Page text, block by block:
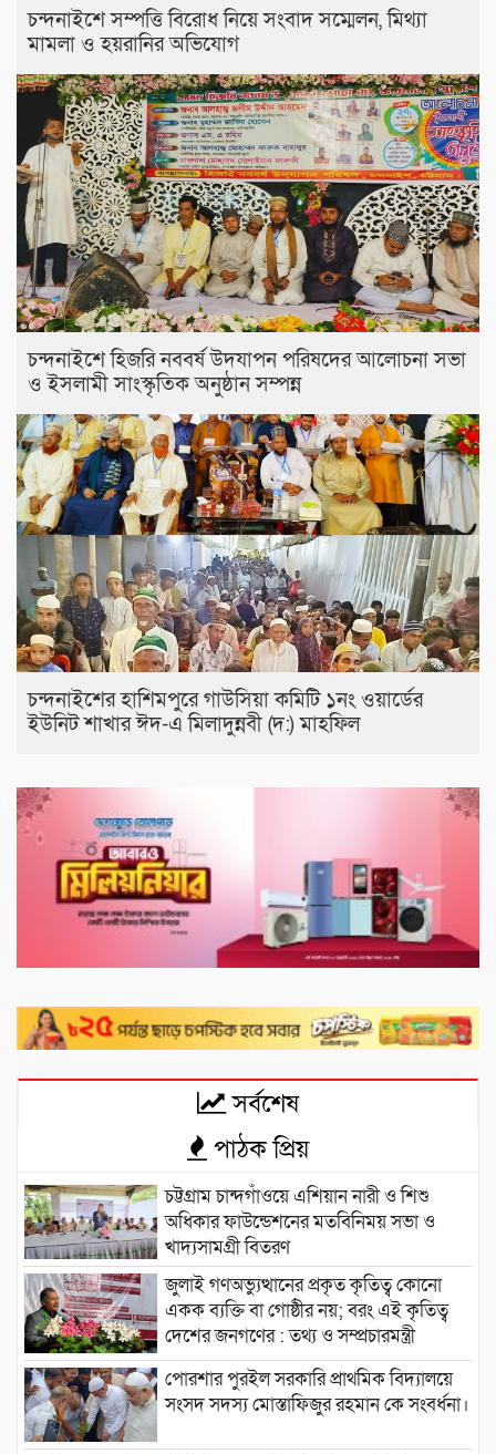
চন্দনাইশে সম্পত্তি বিরোধ নিয়ে সংবাদ সম্মেলন, মিথ্যা
মামলা ও হয়রানির অভিযোগ
চন্দনাইশে হিজরি নববর্ষ উদযাপন পরিষদের আলোচনা সভা
ও ইসলামী সাংস্কৃতিক অনুষ্ঠান সম্পন্ন
চন্দনাইশের হাশিমপুরে গাউসিয়া কমিটি ১নং ওয়ার্ডের
ইউনিট শাখার ঈদ-এ মিলাদুন্নবী (দ:) মাহফিল
সর্বশেষ
পাঠক প্রিয়
চট্টগ্রাম চান্দগাঁওয়ে এশিয়ান নারী ও শিশু
অধিকার ফাউন্ডেশনের মতবিনিময় সভা ও
খাদ্যসামগ্রী বিতরণ
জুলাই গণঅভ্যুত্থানের প্রকৃত কৃতিত্ব কোনো
একক ব্যক্তি বা গোষ্ঠীর নয়; বরং এই কৃতিত্ব
দেশের জনগণের : তথ্য ও সম্প্রচারমন্ত্রী
পোরশার পুরইল সরকারি প্রাথমিক বিদ্যালয়ে
সংসদ সদস্য মোস্তাফিজুর রহমান কে সংবর্ধনা।